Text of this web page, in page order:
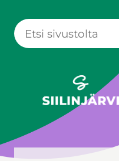
sisältöön